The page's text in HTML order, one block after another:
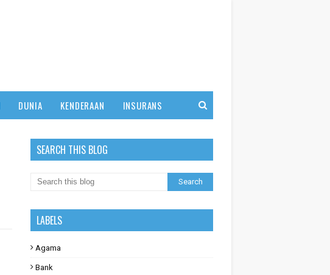
DUNIA KENDERAAN INSURANS
SEARCH THIS BLOG
LABELS
Agama
Bank